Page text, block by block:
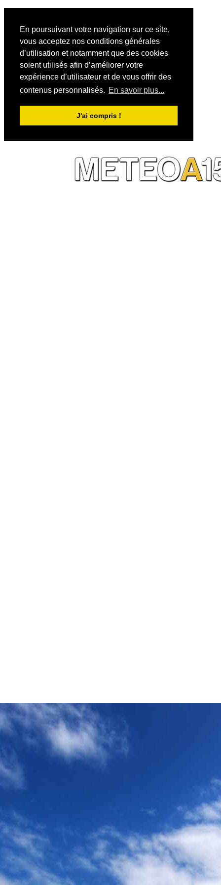
En poursuivant votre navigation sur ce site,
vous acceptez nos conditions générales
d’utilisation et notamment que des cookies
soient utilisés afin d’améliorer votre
expérience d’utilisateur et de vous offrir des
contenus personnalisés. En savoir plus...
J'ai compris !